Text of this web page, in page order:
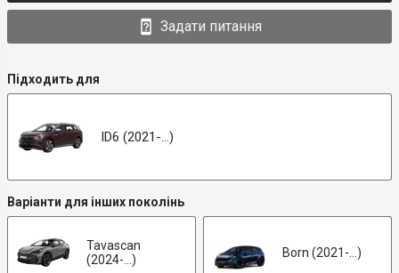
Задати питання
Підходить для
ID6 (2021-...)
Варіанти для інших поколінь
Tavascan
(2024-...)
Born (2021-...)